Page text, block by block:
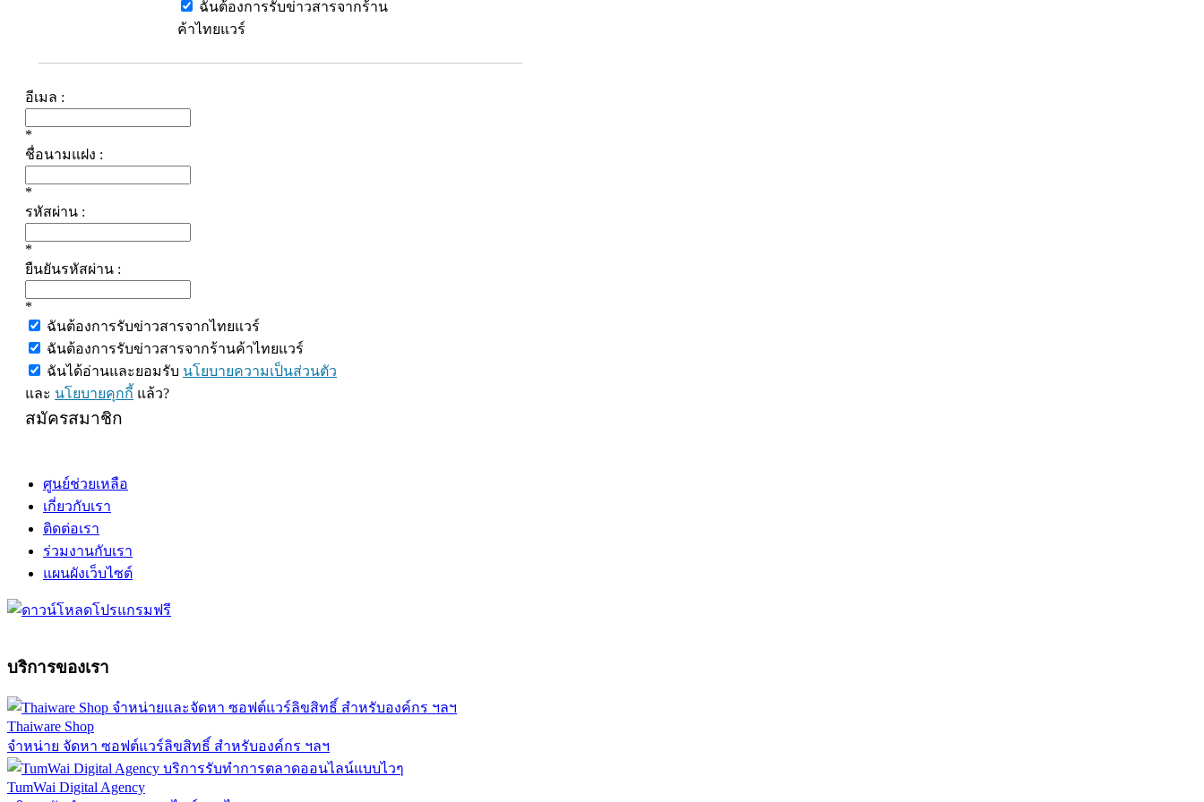
ฉันต้องการรับข่าวสารจากร้าน
ค้าไทยแวร์
อีเมล :
*
ชื่อนามแฝง :
*
รหัสผ่าน :
*
ยืนยันรหัสผ่าน :
*
ฉันต้องการรับข่าวสารจากไทยแวร์
ฉันต้องการรับข่าวสารจากร้านค้าไทยแวร์
ฉันได้อ่านและยอมรับ นโยบายความเป็นส่วนตัว
และ นโยบายคุกกี้ แล้ว?
สมัครสมาชิก
ศูนย์ช่วยเหลือ
เกี่ยวกับเรา
ติดต่อเรา
ร่วมงานกับเรา
แผนผังเว็บไซต์
บริการของเรา
Thaiware Shop
จำหน่าย จัดหา ซอฟต์แวร์ลิขสิทธิ์ สำหรับองค์กร ฯลฯ
TumWai Digital Agency